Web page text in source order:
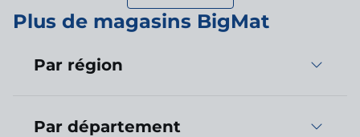
Plus de magasins BigMat
Par région
Par département